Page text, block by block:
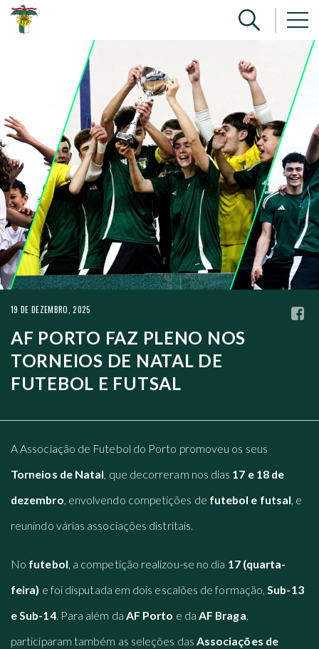
19 DE DEZEMBRO, 2025
AF PORTO FAZ PLENO NOS
TORNEIOS DE NATAL DE
FUTEBOL E FUTSAL
A Associação de Futebol do Porto promoveu os seus
Torneios de Natal, que decorreram nos dias 17 e 18 de
dezembro, envolvendo competições de futebol e futsal, e
reunindo várias associações distritais.
No futebol , a competição realizou-se no dia 17 (quarta-
feira) e foi disputada em dois escalões de formação, Sub-13
e Sub-14. Para além da AF Porto e da AF Braga
participaram também as seleções das Associações de